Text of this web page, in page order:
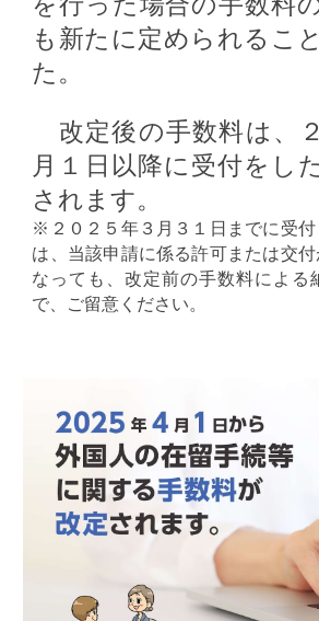
も新たに定められるこ
た。
改定後の手数料は、
月１日以降に受付をし
されます。
※２０２５年３月３１日までに受
は、当該申請に係る許可または交
なっても、改定前の手数料による
で、ご留意ください。